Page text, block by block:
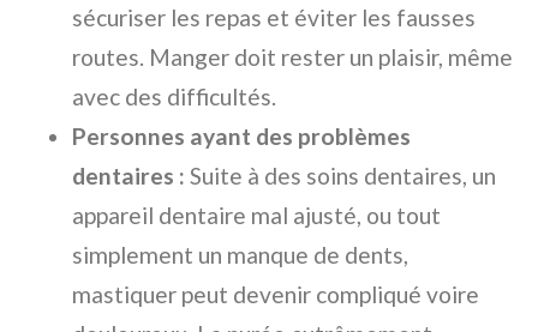
sécuriser les repas et éviter les fausses
routes. Manger doit rester un plaisir, même
avec des difficultés.
Personnes ayant des problèmes
dentaires : Suite à des soins dentaires, un
appareil dentaire mal ajusté, ou tout
simplement un manque de dents,
mastiquer peut devenir compliqué voire